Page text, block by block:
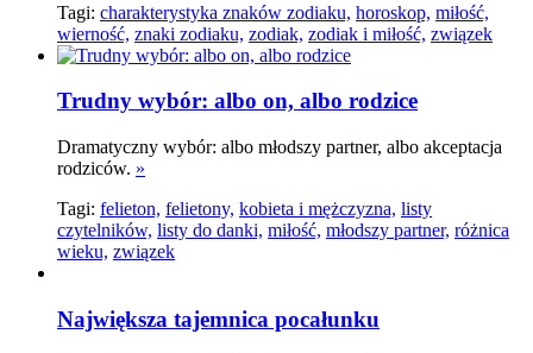
Tagi: charakterystyka znaków zodiaku, horoskop, miłość,
wierność, znaki zodiaku, zodiak, zodiak i miłość, związek
Trudny wybór: albo on, albo rodzice
Dramatyczny wybór: albo młodszy partner, albo akceptacja
rodziców. »
Tagi: felieton, felietony, kobieta i mężczyzna, listy
czytelników, listy do danki, miłość, młodszy partner, różnica
wieku, związek
Największa tajemnica pocałunku